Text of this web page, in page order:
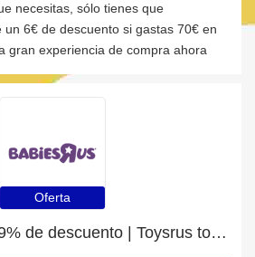
necesitas, sólo tienes que
6€ de descuento si gastas 70€ en
gran experiencia de compra ahora
Oferta
Obtenga hasta 29% de descuento | Toysrus top discount